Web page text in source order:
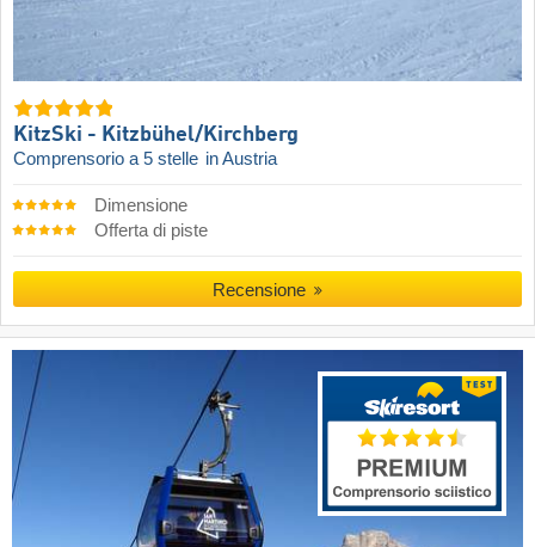
KitzSki - Kitzbühel/​Kirchberg
Comprensorio a 5 stelle in Austria
Dimensione
Offerta di piste
Recensione